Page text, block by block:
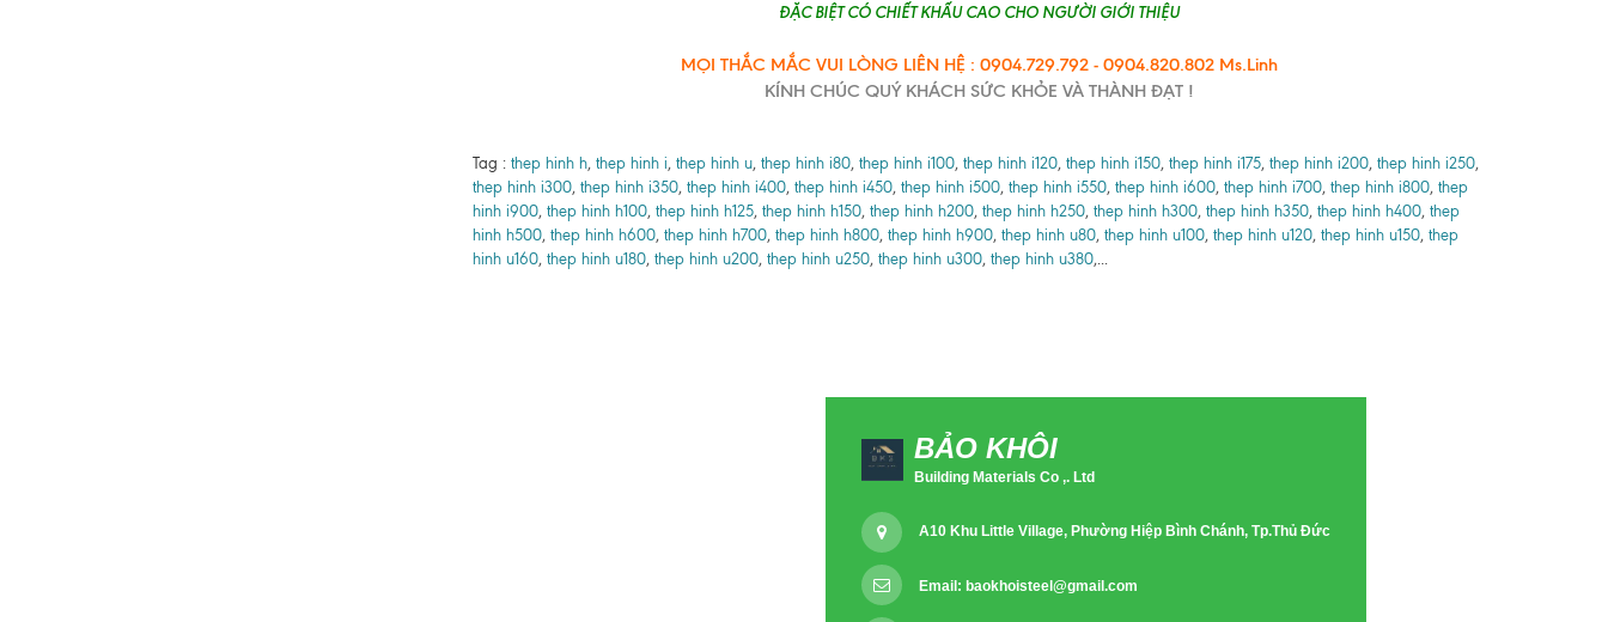
ĐẶC BIỆT CÓ CHIẾT KHẤU CAO CHO NGƯỜI GIỚI THIỆU
MỌI THẮC MẮC VUI LÒNG LIÊN HỆ : 0904.729.792 - 0904.820.802 Ms.Linh
KÍNH CHÚC QUÝ KHÁCH SỨC KHỎE VÀ THÀNH ĐẠT !
Tag : thep hinh h, thep hinh i, thep hinh u, thep hinh i80, thep hinh i100, thep hinh i120, thep hinh i150, thep hinh i175, thep hinh i200, thep hinh i250,
thep hinh i300, thep hinh i350, thep hinh i400, thep hinh i450, thep hinh i500, thep hinh i550, thep hinh i600, thep hinh i700, thep hinh i800, thep
hinh i900, thep hinh h100, thep hinh h125, thep hinh h150, thep hinh h200, thep hinh h250, thep hinh h300, thep hinh h350, thep hinh h400, thep
hinh h500, thep hinh h600, thep hinh h700, thep hinh h800, thep hinh h900, thep hinh u80, thep hinh u100, thep hinh u120, thep hinh u150, thep
hinh u160, thep hinh u180, thep hinh u200, thep hinh u250, thep hinh u300, thep hinh u380,...
BẢO KHÔI
Building Materials Co ,. Ltd
A10 Khu Little Village, Phường Hiệp Bình Chánh, Tp.Thủ Đức
Email:baokhoisteel@gmail.com